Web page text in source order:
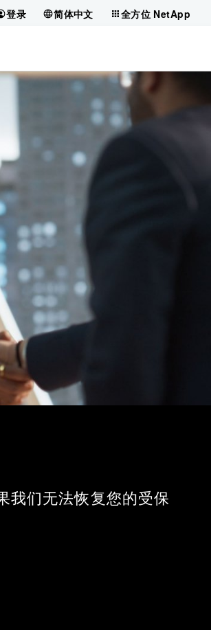
登录 简体中文 全方位 NetApp
我们无法恢复您的受保